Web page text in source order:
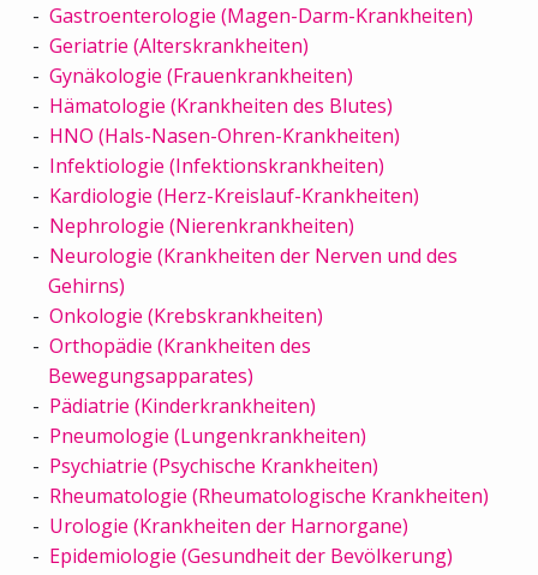
Gastroenterologie (Magen-Darm-Krankheiten)
Geriatrie (Alterskrankheiten)
Gynäkologie (Frauenkrankheiten)
Hämatologie (Krankheiten des Blutes)
HNO (Hals-Nasen-Ohren-Krankheiten)
Infektiologie (Infektionskrankheiten)
Kardiologie (Herz-Kreislauf-Krankheiten)
Nephrologie (Nierenkrankheiten)
Neurologie (Krankheiten der Nerven und des
Gehirns)
Onkologie (Krebskrankheiten)
Orthopädie (Krankheiten des
Bewegungsapparates)
Pädiatrie (Kinderkrankheiten)
Pneumologie (Lungenkrankheiten)
Psychiatrie (Psychische Krankheiten)
Rheumatologie (Rheumatologische Krankheiten)
Urologie (Krankheiten der Harnorgane)
Epidemiologie (Gesundheit der Bevölkerung)